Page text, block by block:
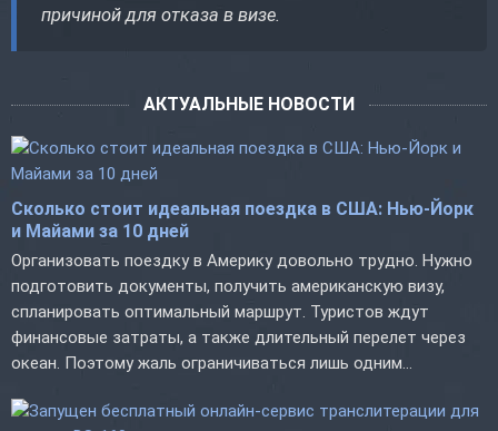
причиной для отказа в визе.
АКТУАЛЬНЫЕ НОВОСТИ
Сколько стоит идеальная поездка в США: Нью-Йорк
и Майами за 10 дней
Организовать поездку в Америку довольно трудно. Нужно
подготовить документы, получить американскую визу,
спланировать оптимальный маршрут. Туристов ждут
финансовые затраты, а также длительный перелет через
океан. Поэтому жаль ограничиваться лишь одним...